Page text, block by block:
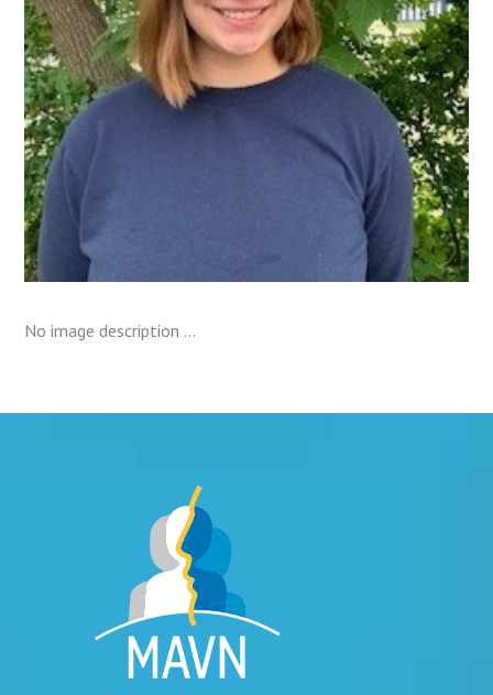
No image description ...